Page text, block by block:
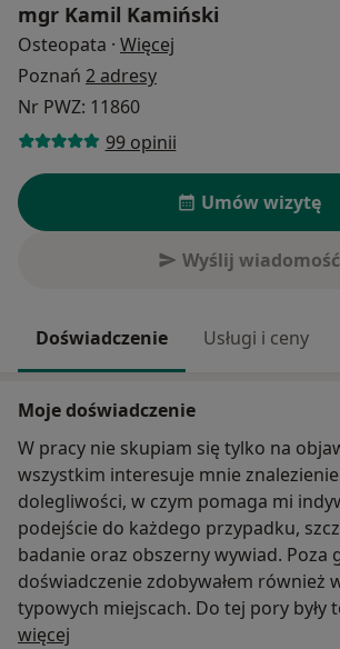
mgr Kamil Kamiński
Osteopata · Więcej
Poznań 2 adresy
Nr PWZ: 11860
99 opinii
Umów wizytę
Wyślij wiadomość
Doświadczenie Usługi i ceny
Moje doświadczenie
W pracy nie skupiam się tylko na
wszystkim interesuje mnie
dolegliwości, w czym pomaga mi
podejście do każdego przypadku,
badanie oraz obszerny wywiad. Poza
doświadczenie zdobywałem również
typowych miejscach. Do tej pory były
piłkarskie, placówki medyczne w
więcej